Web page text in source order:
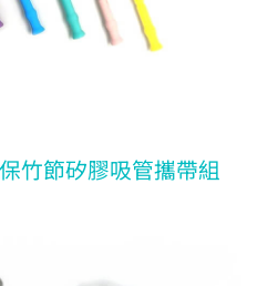
竹節矽膠吸管攜帶組